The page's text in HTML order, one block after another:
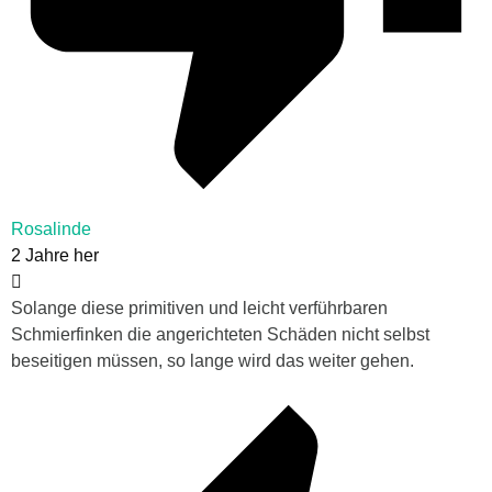
Rosalinde
2 Jahre her
Solange diese primitiven und leicht verführbaren
Schmierfinken die angerichteten Schäden nicht selbst
beseitigen müssen, so lange wird das weiter gehen.